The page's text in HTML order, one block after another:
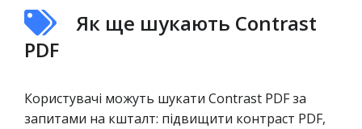
Як ще шукають Contrast
PDF
Користувачі можуть шукати Contrast PDF за
запитами на кшталт: підвищити контраст PDF,